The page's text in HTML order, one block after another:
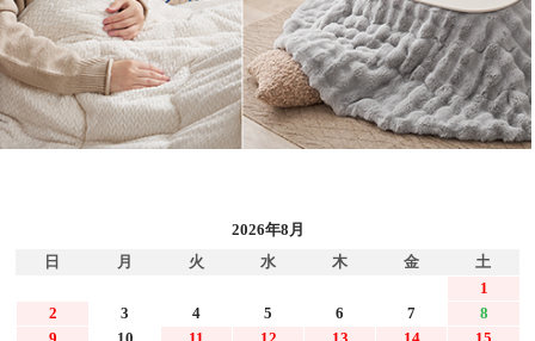
2026年8月
日
月 火 水 木 金
土
1
2
3 4 5 6 7
8